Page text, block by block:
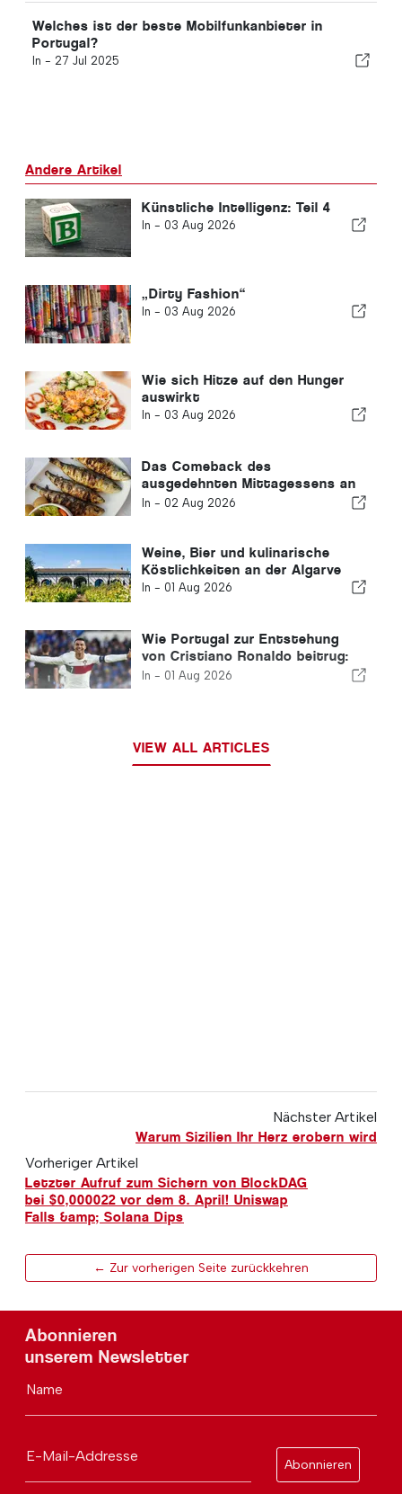
Welches ist der beste Mobilfunkanbieter in
Portugal?
In - 27 Jul 2025
Andere Artikel
Künstliche Intelligenz: Teil 4
In - 03 Aug 2026
„Dirty Fashion“
In - 03 Aug 2026
Wie sich Hitze auf den Hunger
auswirkt
In - 03 Aug 2026
Das Comeback des
ausgedehnten Mittagessens an
der Algarve
In - 02 Aug 2026
Weine, Bier und kulinarische
Köstlichkeiten an der Algarve
In - 01 Aug 2026
Wie Portugal zur Entstehung
von Cristiano Ronaldo beitrug:
Die Entstehung einer
In - 01 Aug 2026
VIEW ALL ARTICLES
Nächster Artikel
Warum Sizilien Ihr Herz erobern wird
Vorheriger Artikel
Letzter Aufruf zum Sichern von BlockDAG
bei $0,000022 vor dem 8. April! Uniswap
Falls &amp; Solana Dips
← Zur vorherigen Seite zurückkehren
Abonnieren
unserem Newsletter
Name
E-Mail-Addresse
Abonnieren